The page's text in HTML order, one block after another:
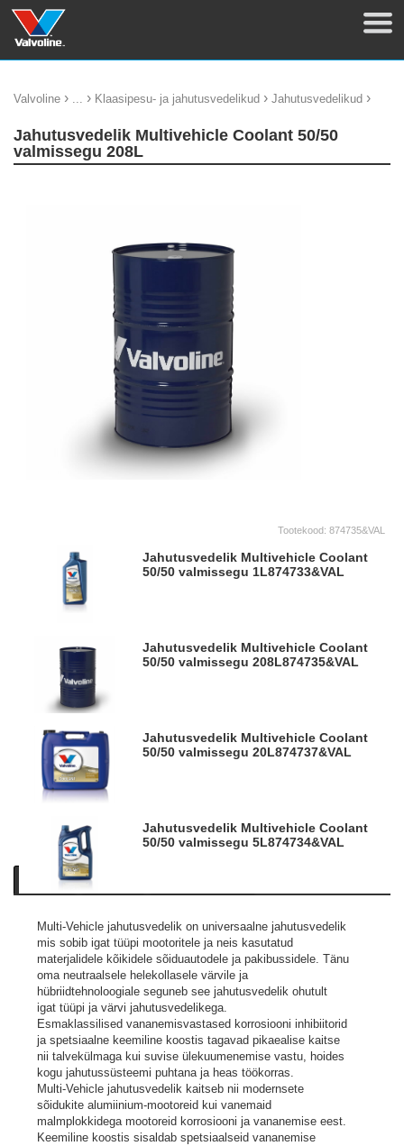
Valvoline › ... › Klaasipesu- ja jahutusvedelikud › Jahutusvedelikud ›
Jahutusvedelik Multivehicle Coolant 50/50
valmissegu 208L
Tootekood: 874735&VAL
Jahutusvedelik Multivehicle Coolant
50/50 valmissegu 1L874733&VAL
Jahutusvedelik Multivehicle Coolant
50/50 valmissegu 208L874735&VAL
Jahutusvedelik Multivehicle Coolant
50/50 valmissegu 20L874737&VAL
Jahutusvedelik Multivehicle Coolant
50/50 valmissegu 5L874734&VAL
Kirjeldus Tooteinfo
Multi-Vehicle jahutusvedelik on universaalne jahutusvedelik
mis sobib igat tüüpi mootoritele ja neis kasutatud
materjalidele kõikidele sõiduautodele ja pakibussidele. Tänu
oma neutraalsele helekollasele värvile ja
hübriidtehnoloogiale seguneb see jahutusvedelik ohutult
igat tüüpi ja värvi jahutusvedelikega.
Esmaklassilised vananemisvastased korrosiooni inhibiitorid
ja spetsiaalne keemiline koostis tagavad pikaealise kaitse
nii talvekülmaga kui suvise ülekuumenemise vastu, hoides
kogu jahutussüsteemi puhtana ja heas töökorras.
Multi-Vehicle jahutusvedelik kaitseb nii modernsete
sõidukite alumiinium-mootoreid kui vanemaid
malmplokkidega mootoreid korrosiooni ja vananemise eest.
Keemiline koostis sisaldab spetsiaalseid vananemise